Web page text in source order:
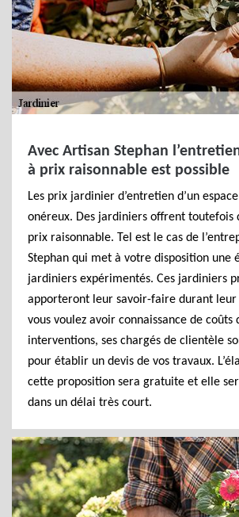
Avec Artisan Stephan
à prix raisonnable est possible
Les prix jardinier d’entretien d’un
onéreux. Des jardiniers offrent toutefois
prix raisonnable. Tel est le cas de
Stephan qui met à votre disposition une
jardiniers expérimentés. Ces jardiniers
apporteront leur savoir-faire durant leur
vous voulez avoir connaissance de coûts
interventions, ses chargés de clientèle
pour établir un devis de vos travaux.
cette proposition sera gratuite et elle
dans un délai très court.